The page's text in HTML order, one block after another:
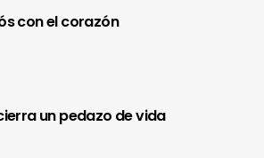
con el corazón
un pedazo de vida